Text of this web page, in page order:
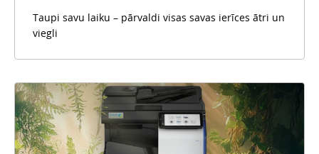
Taupi savu laiku – pārvaldi visas savas ierīces ātri un
viegli